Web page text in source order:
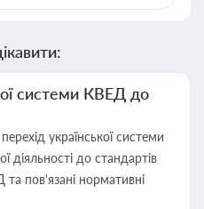
системи КВЕД до
української системи
діяльності до стандартів
пов'язані нормативні